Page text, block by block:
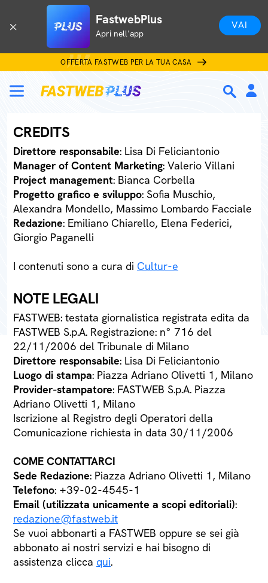
FastwebPlus
Apri nell'app
VAI
OFFERTA FASTWEB PER LA TUA CASA
CREDITS
Direttore responsabile: Lisa Di Feliciantonio
Manager of Content Marketing: Valerio Villani
Project management: Bianca Corbella
Progetto grafico e sviluppo: Sofia Muschio,
Alexandra Mondello, Massimo Lombardo Facciale
Redazione: Emiliano Chiarello, Elena Federici,
Giorgio Paganelli
I contenuti sono a cura di Cultur-e
NOTE LEGALI
FASTWEB: testata giornalistica registrata edita da
FASTWEB S.p.A. Registrazione: n° 716 del
22/11/2006 del Tribunale di Milano
Direttore responsabile: Lisa Di Feliciantonio
Luogo di stampa: Piazza Adriano Olivetti 1, Milano
Provider-stampatore: FASTWEB S.p.A. Piazza
Adriano Olivetti 1, Milano
Iscrizione al Registro degli Operatori della
Comunicazione richiesta in data 30/11/2006
COME CONTATTARCI
Sede Redazione: Piazza Adriano Olivetti 1, Milano
Telefono: +39-02-4545-1
Email (utilizzata unicamente a scopi editoriali):
redazione@fastweb.it
Se vuoi abbonarti a FASTWEB oppure se sei già
abbonato ai nostri servizi e hai bisogno di
assistenza clicca qui.